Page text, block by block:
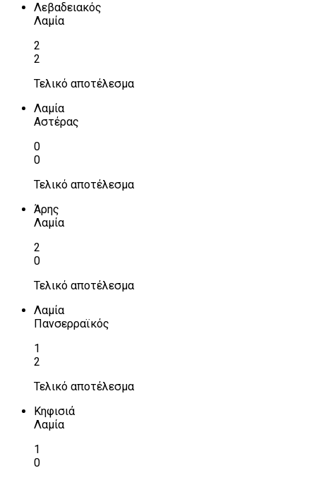
Λεβαδειακός
Λαμία
2
2
Τελικό αποτέλεσμα
Λαμία
Αστέρας
0
0
Τελικό αποτέλεσμα
Άρης
Λαμία
2
0
Τελικό αποτέλεσμα
Λαμία
Πανσερραϊκός
1
2
Τελικό αποτέλεσμα
Κηφισιά
Λαμία
1
0